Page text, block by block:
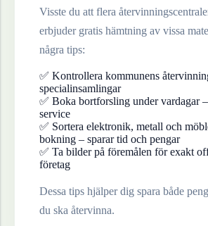
Visste du att flera
erbjuder gratis hämtning av vissa
några tips:
✅ Kontrollera kommunens
specialinsamlingar
✅ Boka bortforsling under vardagar
service
✅ Sortera elektronik, metall och
bokning – sparar tid och pengar
✅ Ta bilder på föremålen för exakt
företag
Dessa tips hjälper dig spara både
du ska återvinna.